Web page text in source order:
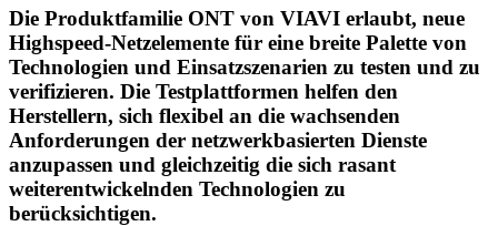
Die Produktfamilie ONT von VIAVI erlaubt, neue
Highspeed-Netzelemente für eine breite Palette von
Technologien und Einsatzszenarien zu testen und zu
verifizieren. Die Testplattformen helfen den
Herstellern, sich flexibel an die wachsenden
Anforderungen der netzwerkbasierten Dienste
anzupassen und gleichzeitig die sich rasant
weiterentwickelnden Technologien zu
berücksichtigen.